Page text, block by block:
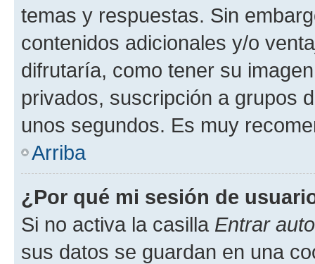
temas y respuestas. Sin
contenidos adicionales y/o
difrutaría, como tener su
privados, suscripción a grupos
unos segundos. Es muy
Arriba
¿Por qué mi sesión de
Si no activa la casilla Entrar
sus datos se guardan en una